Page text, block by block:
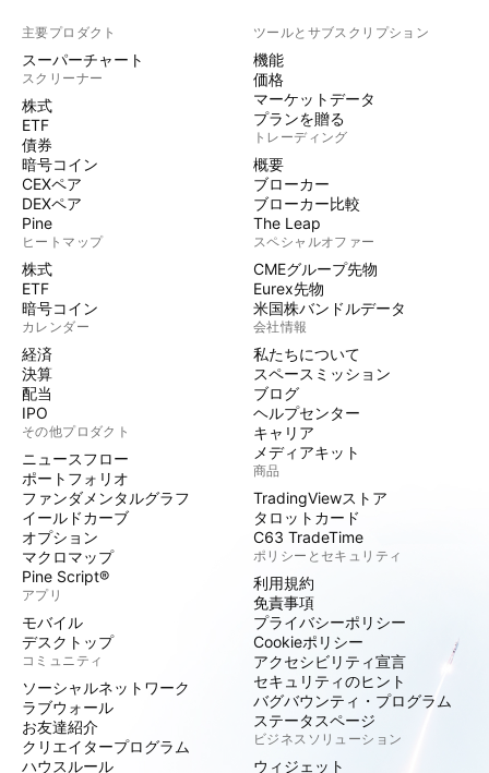
主要プロダクト
スーパーチャート
スクリーナー
株式
ETF
債券
暗号コイン
CEXペア
DEXペア
Pine
ヒートマップ
株式
ETF
暗号コイン
カレンダー
経済
決算
配当
IPO
その他プロダクト
ニュースフロー
ポートフォリオ
ファンダメンタルグラフ
イールドカーブ
オプション
マクロマップ
Pine Script®
アプリ
モバイル
デスクトップ
コミュニティ
ソーシャルネットワーク
ラブウォール
お友達紹介
クリエイタープログラム
ハウスルール
ツールとサブスクリプション
機能
価格
マーケットデータ
プランを贈る
トレーディング
概要
ブローカー
ブローカー比較
The Leap
スペシャルオファー
CMEグループ先物
Eurex先物
米国株バンドルデータ
会社情報
私たちについて
スペースミッション
ブログ
ヘルプセンター
キャリア
メディアキット
商品
TradingViewストア
タロットカード
C63 TradeTime
ポリシーとセキュリティ
利用規約
免責事項
プライバシーポリシー
Cookieポリシー
アクセシビリティ宣言
セキュリティのヒント
バグバウンティ・プログラム
ステータスページ
ビジネスソリューション
ウィジェット